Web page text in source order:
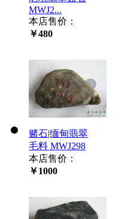
MWJ2...
本店售价：
￥480
赌石|缅甸翡翠
毛料 MWJ298
本店售价：
￥1000